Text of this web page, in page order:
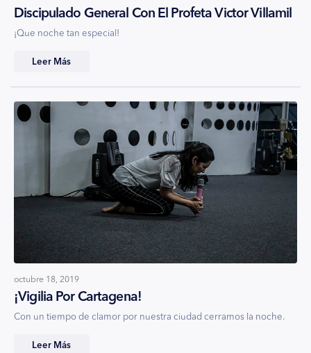
Discipulado General Con El Profeta Victor Villamil
¡Que noche tan especial!
Leer Más
octubre 18, 2019
¡Vigilia Por Cartagena!
Con un tiempo de clamor por nuestra ciudad cerramos la noche.
Leer Más